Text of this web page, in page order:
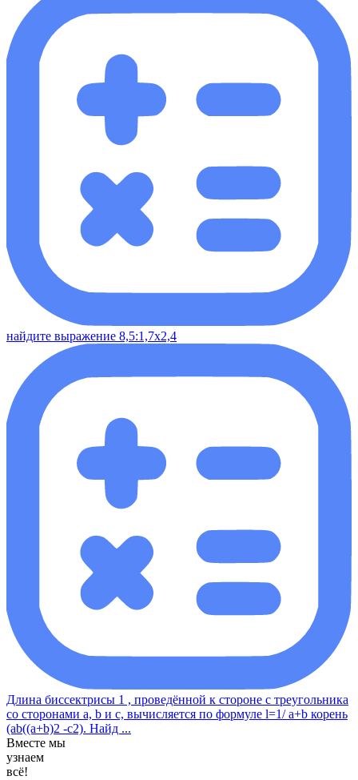
найдите выражение 8,5:1,7х2,4
Длина биссектрисы 1 , проведённой к стороне с треугольника
со сторонами a, b и с, вычисляется по формуле l=1/ a+b корень
(ab((a+b)2 -c2). Найд ...
Вместе мы
узнаем
всё!